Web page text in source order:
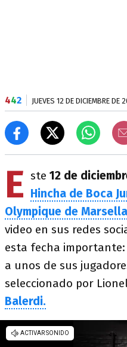
442 JUEVES 12 DE DICIEMBRE DE
E ste 12 de
Hincha de Boca
Olympique de
video en sus redes
esta fecha
a unos de sus
seleccionado por
Balerdi.